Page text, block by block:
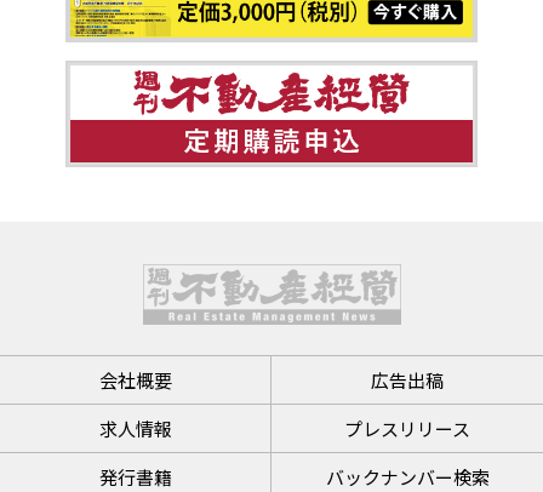
会社概要
広告出稿
求人情報
プレスリリース
発行書籍
バックナンバー検索